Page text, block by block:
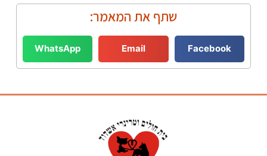
שתף את המאמר:
Facebook
Email
WhatsApp